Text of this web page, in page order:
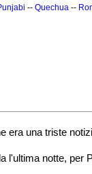
-- Quechua --
era una triste
l'ultima notte, per